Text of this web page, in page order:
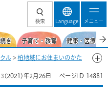
検索 Language メニュー
き 子育て・教育 健康・医療・
ル > 柏地域にお住まいのかた
3(2021)年2月26日 ページID 14881